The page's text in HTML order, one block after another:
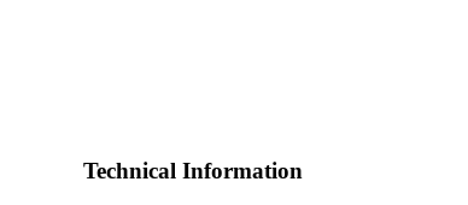
Technical Information